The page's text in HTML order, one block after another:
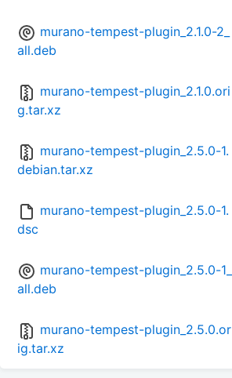
murano-tempest-plugin_2.1.0-2_
all.deb
murano-tempest-plugin_2.1.0.ori
g.tar.xz
murano-tempest-plugin_2.5.0-1.
debian.tar.xz
murano-tempest-plugin_2.5.0-1.
dsc
murano-tempest-plugin_2.5.0-1_
all.deb
murano-tempest-plugin_2.5.0.or
ig.tar.xz